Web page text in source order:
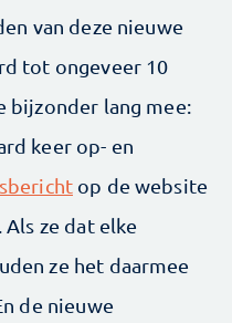
van deze nieuwe
tot ongeveer 10
bijzonder lang mee:
keer op- en
op de website
ze dat elke
ze het daarmee
de nieuwe